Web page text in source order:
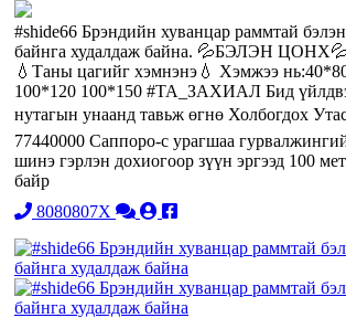
#shide66 Брэндийн хуванцар раммтай
байнга худалдаж байна. 💦БЭЛЭН
💧Таны цагийг хэмнэнэ💧 Хэмжээ
100*120 100*150 #ТА_ЗАХИАЛ Бид
нутагын унаанд тавьж өгнө Холбогдох
77440000 Саппоро-с урагшаа
шинэ гэрлэн дохиогоор зүүн эргээд 100
байр
8080807X